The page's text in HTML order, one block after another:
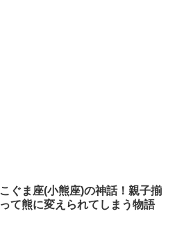
こぐま座(小熊座)の神話！親子揃
って熊に変えられてしまう物語